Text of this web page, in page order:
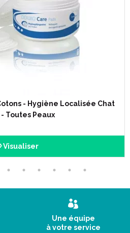
- Hygiène Localisée Chat
Toutes Peaux
Visualiser
Une équipe
à votre service